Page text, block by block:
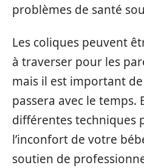
problèmes de santé
Les coliques peuvent
à traverser pour les
mais il est important
passera avec le temps.
différentes techniques
l’inconfort de votre
soutien de